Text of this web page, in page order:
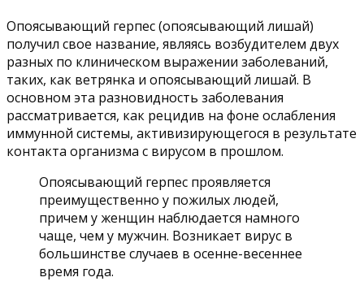
Опоясывающий герпес (опоясывающий лишай)
получил свое название, являясь возбудителем двух
разных по клиническом выражении заболеваний,
таких, как ветрянка и опоясывающий лишай. В
основном эта разновидность заболевания
рассматривается, как рецидив на фоне ослабления
иммунной системы, активизирующегося в результате
контакта организма с вирусом в прошлом.
Опоясывающий герпес проявляется
преимущественно у пожилых людей,
причем у женщин наблюдается намного
чаще, чем у мужчин. Возникает вирус в
большинстве случаев в осенне-весеннее
время года.